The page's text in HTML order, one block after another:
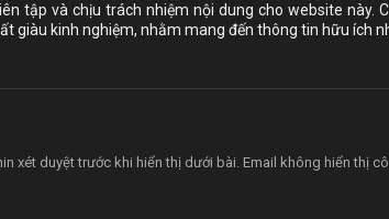
tập và chịu trách nhiệm nội dung cho website này.
giàu kinh nghiệm, nhằm mang đến thông tin hữu ích
xét duyệt trước khi hiển thị dưới bài. Email không hiển thị